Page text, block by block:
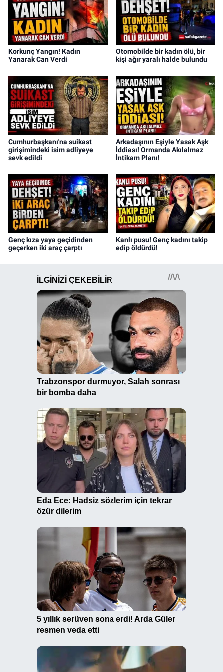
Korkunç Yangın! Kadın
Yanarak Can Verdi
Otomobilde bir kadın ölü, bir
kişi ağır yaralı halde bulundu
Cumhurbaşkanı'na suikast
girişimindeki isim adliyeye
sevk edildi
Arkadaşının Eşiyle Yasak Aşk
İddiası! Ormanda Akılalmaz
İntikam Planı!
Genç kıza yaya geçidinden
geçerken iki araç çarptı
Kanlı pusu! Genç kadını takip
edip öldürdü!